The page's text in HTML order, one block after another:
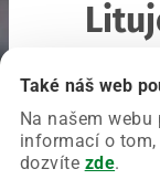
Také náš web
Na našem
informací o
dozvíte zde.
Chyba
Zkuste